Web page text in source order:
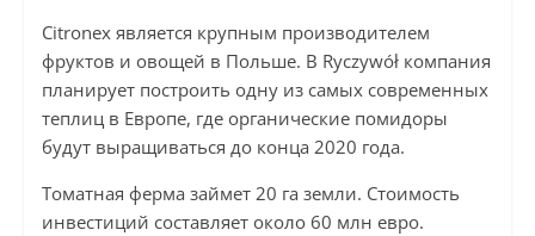
Citronex является крупным производителем
фруктов и овощей в Польше. В Ryczywół компания
планирует построить одну из самых современных
теплиц в Европе, где органические помидоры
будут выращиваться до конца 2020 года.
Томатная ферма займет 20 га земли. Стоимость
инвестиций составляет около 60 млн евро.